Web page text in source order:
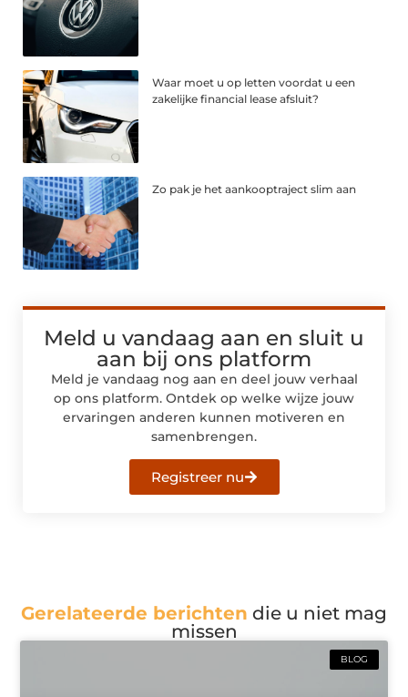
Waar moet u op letten voordat u een
zakelijke financial lease afsluit?
Zo pak je het aankooptraject slim aan
Meld u vandaag aan en sluit u
aan bij ons platform
Meld je vandaag nog aan en deel jouw verhaal
op ons platform. Ontdek op welke wijze jouw
ervaringen anderen kunnen motiveren en
samenbrengen.
Registreer nu
Gerelateerde berichten die u niet mag
missen
BLOG